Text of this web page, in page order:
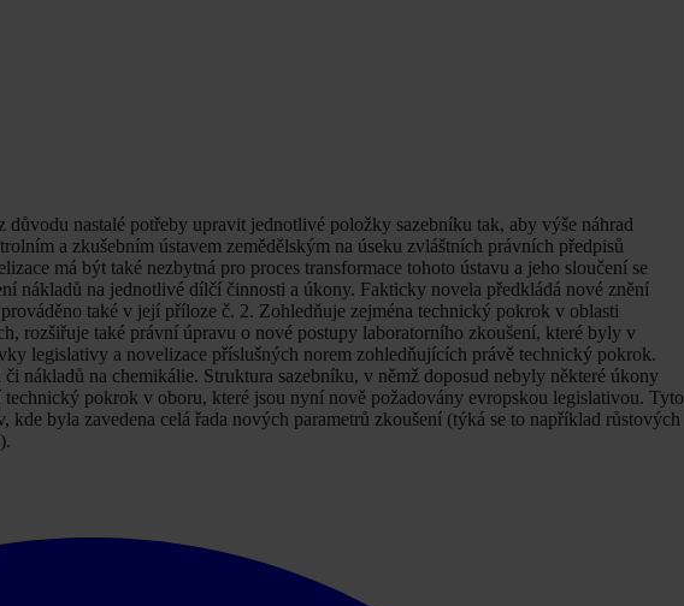
nastalé potřeby upravit jednotlivé položky sazebníku tak, aby výše náhrad
a zkušebním ústavem zemědělským na úseku zvláštních právních předpisů
má být také nezbytná pro proces transformace tohoto ústavu a jeho sloučení se
nákladů na jednotlivé dílčí činnosti a úkony. Fakticky novela předkládá nové znění
také v její příloze č. 2. Zohledňuje zejména technický pokrok v oblasti
rozšiřuje také právní úpravu o nové postupy laboratorního zkoušení, které byly v
legislativy a novelizace příslušných norem zohledňujících právě technický pokrok.
nákladů na chemikálie. Struktura sazebníku, v němž doposud nebyly některé úkony
pokrok v oboru, které jsou nyní nově požadovány evropskou legislativou. Tyto
byla zavedena celá řada nových parametrů zkoušení (týká se to například růstových